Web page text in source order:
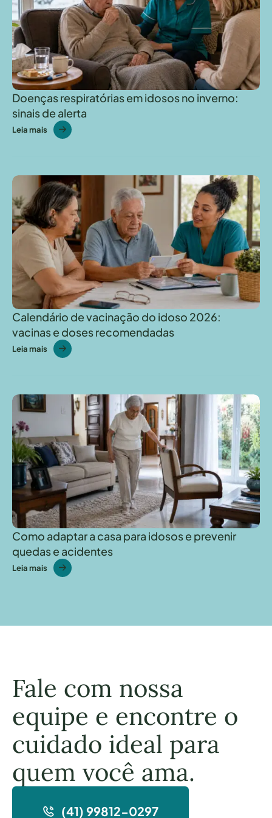
Doenças respiratórias em idosos no inverno:
sinais de alerta
Leia mais
Calendário de vacinação do idoso 2026:
vacinas e doses recomendadas
Leia mais
Como adaptar a casa para idosos e prevenir
quedas e acidentes
Leia mais
Fale com nossa
equipe e encontre o
cuidado ideal para
quem você ama.
(41) 99812-0297